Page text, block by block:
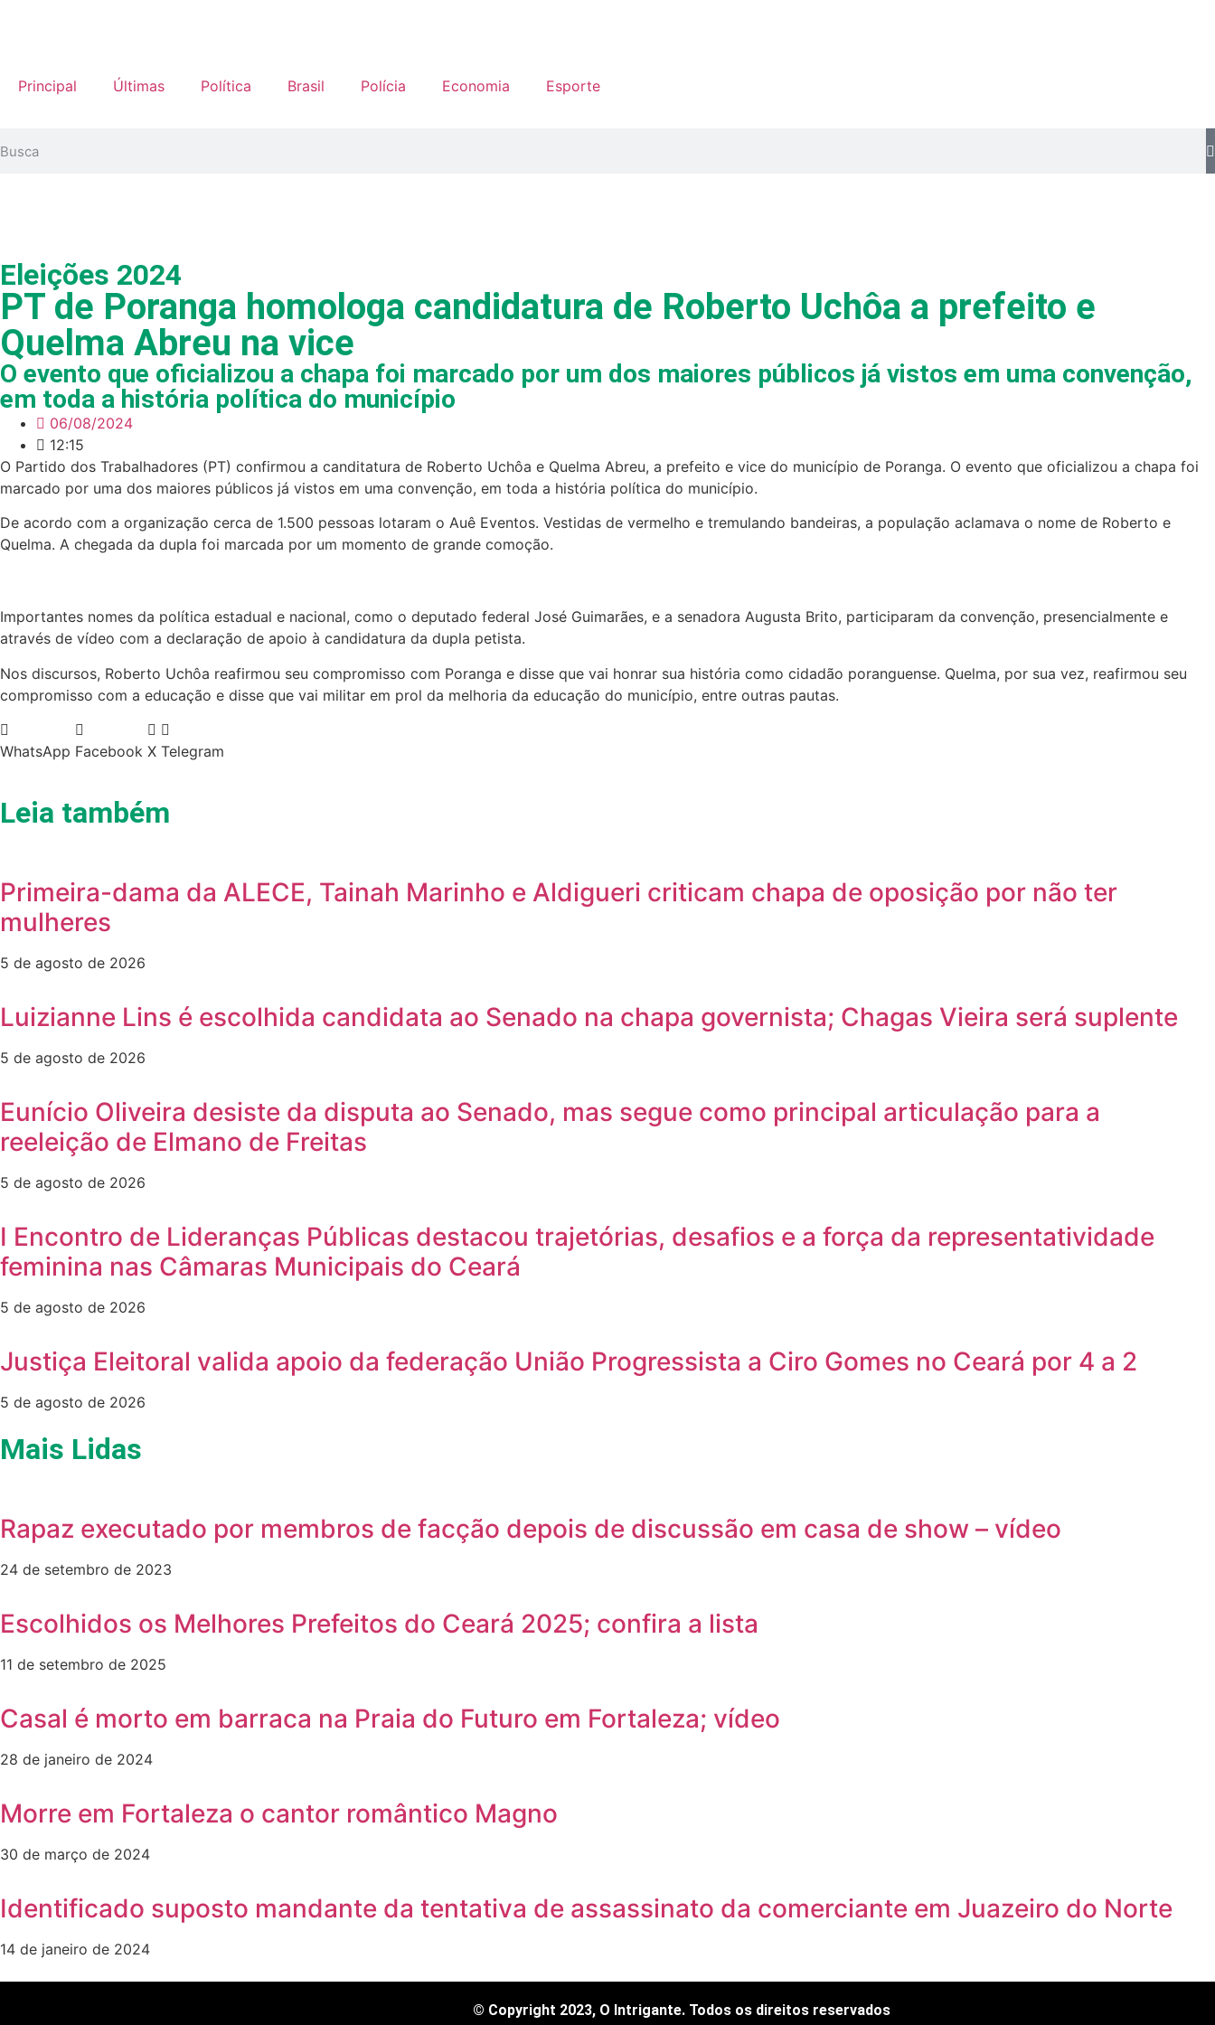
Principal Últimas Política Brasil Polícia Economia Esporte
Eleições 2024
PT de Poranga homologa candidatura de Roberto Uchôa a prefeito e
Quelma Abreu na vice
O evento que oficializou a chapa foi marcado por um dos maiores públicos já vistos em uma convenção,
em toda a história política do município
06/08/2024
12:15
O Partido dos Trabalhadores (PT) confirmou a canditatura de Roberto Uchôa e Quelma Abreu, a prefeito e vice do município de Poranga. O evento que oficializou a chapa foi
marcado por uma dos maiores públicos já vistos em uma convenção, em toda a história política do município.
De acordo com a organização cerca de 1.500 pessoas lotaram o Auê Eventos. Vestidas de vermelho e tremulando bandeiras, a população aclamava o nome de Roberto e
Quelma. A chegada da dupla foi marcada por um momento de grande comoção.
Importantes nomes da política estadual e nacional, como o deputado federal José Guimarães, e a senadora Augusta Brito, participaram da convenção, presencialmente e
através de vídeo com a declaração de apoio à candidatura da dupla petista.
Nos discursos, Roberto Uchôa reafirmou seu compromisso com Poranga e disse que vai honrar sua história como cidadão poranguense. Quelma, por sua vez, reafirmou seu
compromisso com a educação e disse que vai militar em prol da melhoria da educação do município, entre outras pautas.
WhatsApp Facebook X Telegram
Leia também
Primeira-dama da ALECE, Tainah Marinho e Aldigueri criticam chapa de oposição por não ter
mulheres
5 de agosto de 2026
Luizianne Lins é escolhida candidata ao Senado na chapa governista; Chagas Vieira será suplente
5 de agosto de 2026
Eunício Oliveira desiste da disputa ao Senado, mas segue como principal articulação para a
reeleição de Elmano de Freitas
5 de agosto de 2026
I Encontro de Lideranças Públicas destacou trajetórias, desafios e a força da representatividade
feminina nas Câmaras Municipais do Ceará
5 de agosto de 2026
Justiça Eleitoral valida apoio da federação União Progressista a Ciro Gomes no Ceará por 4 a 2
5 de agosto de 2026
Mais Lidas
Rapaz executado por membros de facção depois de discussão em casa de show – vídeo
24 de setembro de 2023
Escolhidos os Melhores Prefeitos do Ceará 2025; confira a lista
11 de setembro de 2025
Casal é morto em barraca na Praia do Futuro em Fortaleza; vídeo
28 de janeiro de 2024
Morre em Fortaleza o cantor romântico Magno
30 de março de 2024
Identificado suposto mandante da tentativa de assassinato da comerciante em Juazeiro do Norte
14 de janeiro de 2024
© Copyright 2023, O Intrigante. Todos os direitos reservados